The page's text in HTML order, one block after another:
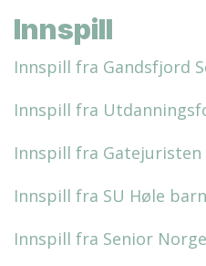
Innspill
Innspill fra Gandsfjord
Innspill fra
Innspill fra Gatejuristen
Innspill fra SU Høle
Innspill fra Senior